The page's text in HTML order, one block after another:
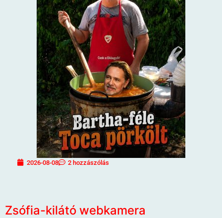
2026-08-08 2 hozzászólás
Zsófia-kilátó webkamera